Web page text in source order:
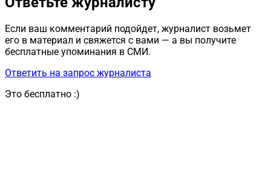
Если ваш комментарий подойдет, журналист возьмет
его в материал и свяжется с вами — а вы получите
бесплатные упоминания в СМИ.
Ответить на запрос журналиста
Это бесплатно :)